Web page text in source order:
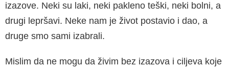
izazove. Neki su laki, neki pakleno teški, neki bolni, a
drugi lepršavi. Neke nam je život postavio i dao, a
druge smo sami izabrali.
Mislim da ne mogu da živim bez izazova i ciljeva koje